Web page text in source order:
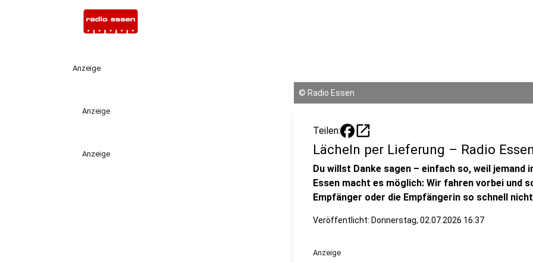
Anzeige
Anzeige
Anzeige
© Radio Essen
Teilen: open_in_new
Lächeln per Lieferung – Radio
Du willst Danke sagen – einfach so, weil jemand
Essen macht es möglich: Wir fahren vorbei und
Empfänger oder die Empfängerin so schnell
Veröffentlicht: Donnerstag, 02.07.2026 16:37
Anzeige